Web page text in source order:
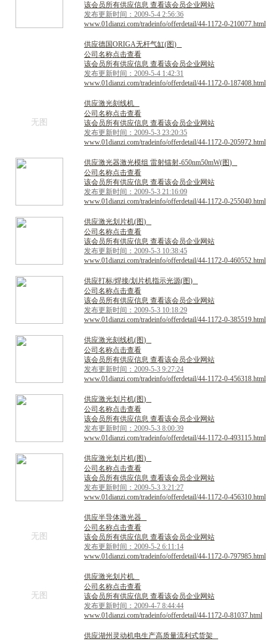
该会员所有供应信息 查看该会员企业网站
发布更新时间：2009-5-4 2:56:36
www.01dianzi.com/tradeinfo/offerdetail/44-1172-0-210077.html
供应德国ORIGA无杆气缸(图)
公司名称点击查看
该会员所有供应信息 查看该会员企业网站
发布更新时间：2009-5-4 1:42:31
www.01dianzi.com/tradeinfo/offerdetail/44-1172-0-187408.html
无图
供应激光刻 线机
公司名称点击查看
该会员所有供应信息 查看该会员企业网站
发布更新时间：2009-5-3 23:20:35
www.01dianzi.com/tradeinfo/offerdetail/44-1172-0-205972.html
供应激光器激光模组 雷射镭射-650nm50mW(图)
公司名称点击查看
该会员所有供应信息 查看该会员企业网站
发布更新时间：2009-5-3 21:16:09
www.01dianzi.com/tradeinfo/offerdetail/44-1172-0-255040.html
供应激光划 片机(图)
公司名称点击查看
该会员所有供应信息 查看该会员企业网站
发布更新时间：2009-5-3 10:38:45
www.01dianzi.com/tradeinfo/offerdetail/44-1172-0-460552.html
供应打标/焊接/划 片机指示光源(图)
公司名称点击查看
该会员所有供应信息 查看该会员企业网站
发布更新时间：2009-5-3 10:18:29
www.01dianzi.com/tradeinfo/offerdetail/44-1172-0-385519.html
供应激光刻 线机(图)
公司名称点击查看
该会员所有供应信息 查看该会员企业网站
发布更新时间：2009-5-3 9:27:24
www.01dianzi.com/tradeinfo/offerdetail/44-1172-0-456318.html
供应激光划 片机(图)
公司名称点击查看
该会员所有供应信息 查看该会员企业网站
发布更新时间：2009-5-3 8:00:39
www.01dianzi.com/tradeinfo/offerdetail/44-1172-0-493115.html
供应激光划 片机(图)
公司名称点击查看
该会员所有供应信息 查看该会员企业网站
发布更新时间：2009-5-3 3:21:27
www.01dianzi.com/tradeinfo/offerdetail/44-1172-0-456310.html
无图
供应半导体激光器
公司名称点击查看
该会员所有供应信息 查看该会员企业网站
发布更新时间：2009-5-2 6:11:14
www.01dianzi.com/tradeinfo/offerdetail/44-1172-0-797985.html
无图
供应激光划 片机
公司名称点击查看
该会员所有供应信息 查看该会员企业网站
发布更新时间：2009-4-7 8:44:44
www.01dianzi.com/tradeinfo/offerdetail/44-1172-0-81037.html
供应湖州 灵动机电生产高质量流利 式货架